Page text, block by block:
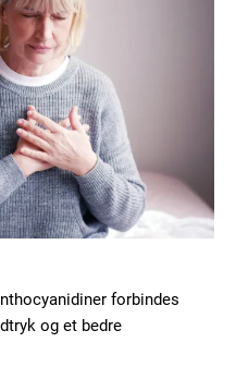
forbindes
og et bedre